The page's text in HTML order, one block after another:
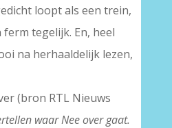
loopt als een trein,
tegelijk. En, heel
na herhaaldelijk lezen,
(bron RTL Nieuws
waar Nee over gaat.